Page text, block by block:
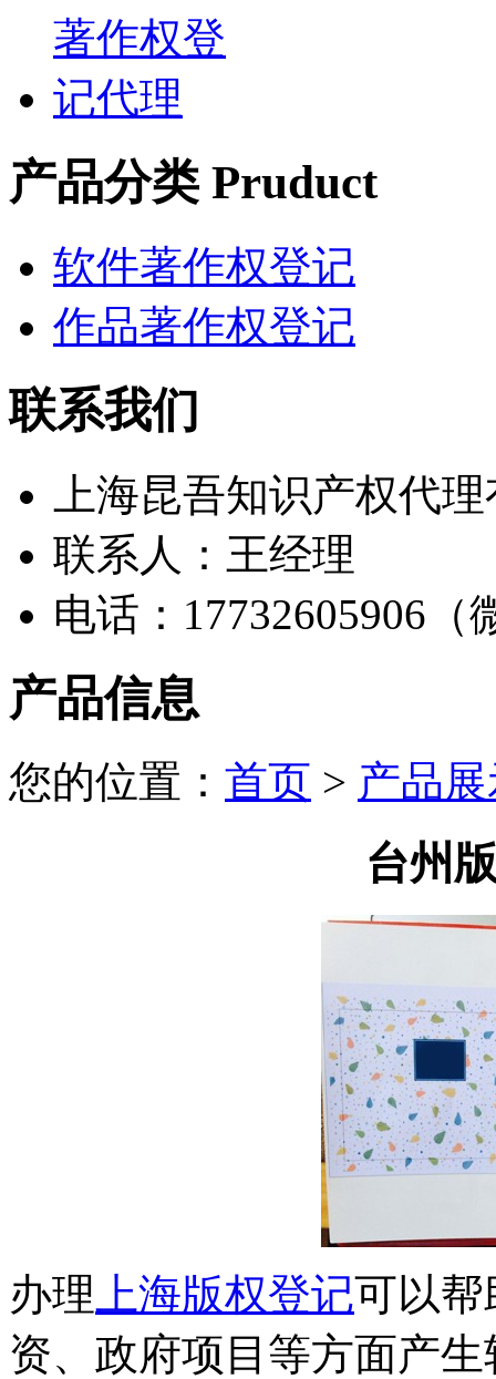
产品分类 Pruduct
软件著作权登记
作品著作权登记
联系我们
上海昆吾知识产权代
联系人：王经理
电话：17732605906（
产品信息
您的位置： 首页 > 产品
台州
办理 上海版权登记可以帮
资、政府项目等方面产